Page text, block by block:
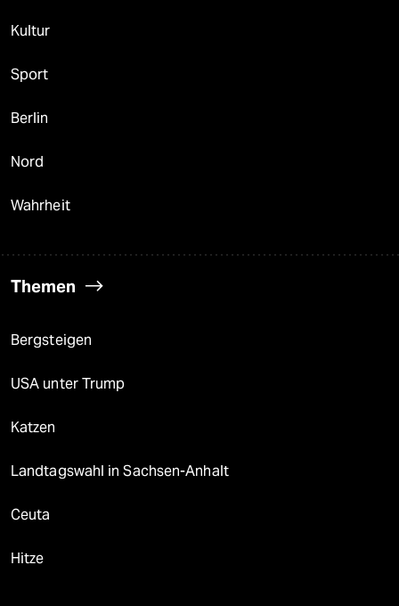
Kultur
Sport
Berlin
Nord
Wahrheit
Themen
Bergsteigen
USA unter Trump
Katzen
Landtagswahl in Sachsen-Anhalt
Ceuta
Hitze